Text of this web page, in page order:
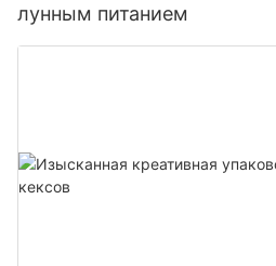
лунным питанием